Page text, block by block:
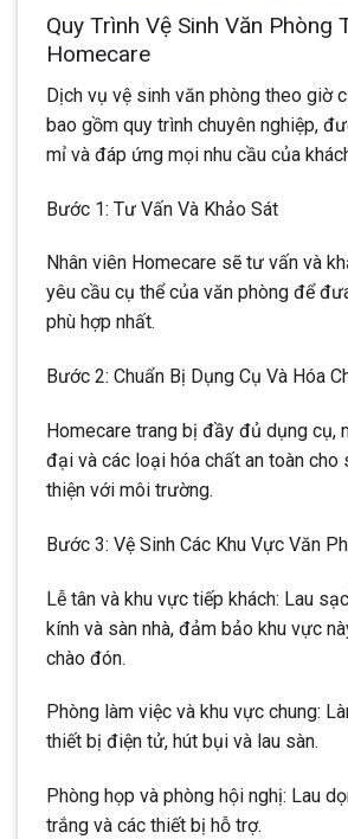
Quy Trình Vệ Sinh Văn Phòng
Homecare
Dịch vụ vệ sinh văn phòng theo giờ
bao gồm quy trình chuyên nghiệp,
mỉ và đáp ứng mọi nhu cầu của
Bước 1: Tư Vấn Và Khảo Sát
Nhân viên Homecare sẽ tư vấn và
yêu cầu cụ thể của văn phòng để
phù hợp nhất.
Bước 2: Chuẩn Bị Dụng Cụ Và Hóa
Homecare trang bị đầy đủ dụng cụ,
đại và các loại hóa chất an toàn cho
thiện với môi trường.
Bước 3: Vệ Sinh Các Khu Vực Văn
Lễ tân và khu vực tiếp khách: Lau
kính và sàn nhà, đảm bảo khu vực
chào đón.
Phòng làm việc và khu vực chung:
thiết bị điện tử, hút bụi và lau sàn.
Phòng họp và phòng hội nghị: Lau
trắng và các thiết bị hỗ trợ.